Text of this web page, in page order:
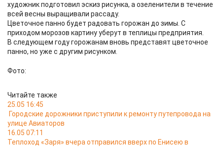
художник подготовил эскиз рисунка, а озеленители в течение
всей весны выращивали рассаду.
Цветочное панно будет радовать горожан до зимы. С
приходом морозов картину уберут в теплицы предприятия.
В следующем году горожанам вновь представят цветочное
панно, но уже с другим рисунком.
Фото:
Читайте также
25.05 16:45
Городские дорожники приступили к ремонту путепровода на
улице Авиаторов
16.05 07:11
Теплоход «Заря» вчера отправился вверх по Енисею в